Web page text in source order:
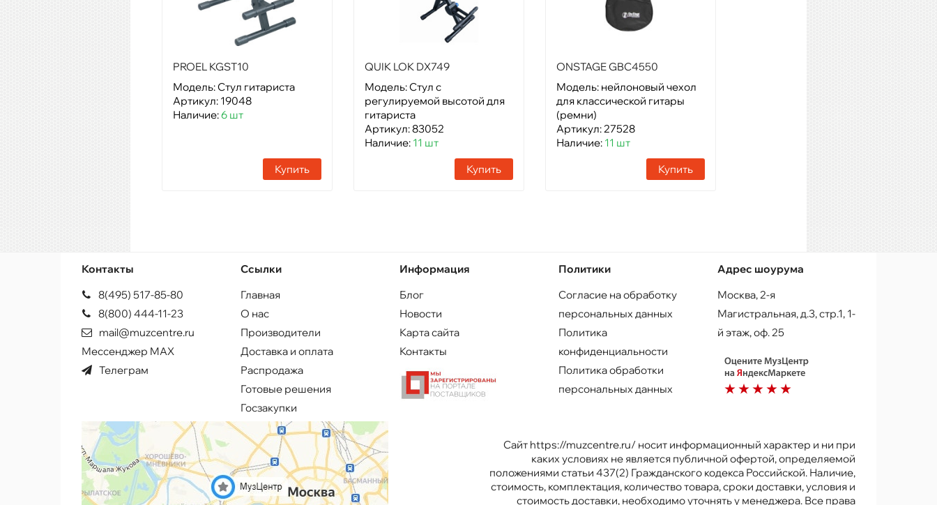
PROEL KGST10
Модель: Стул гитариста
Артикул: 19048
Наличие:6 шт
Купить
QUIK LOK DX749
Модель: Стул с
регулируемой высотой для
гитариста
Артикул: 83052
Наличие: 11 шт
Купить
ONSTAGE GBC4550
Модель: нейлоновый чехол
для классической гитары
(ремни)
Артикул: 27528
Наличие: 11 шт
Купить
Контакты
8(495) 517-85-80
8(800) 444-11-23
mail@muzcentre.ru
Мессенджер MAX
Телеграм
Ссылки
Главная
О нас
Производители
Доставка и оплата
Распродажа
Готовые решения
Госзакупки
Информация
Блог
Новости
Карта сайта
Контакты
Политики
Согласие на обработку
персональных данных
Политика
конфиденциальности
Политика обработки
персональных данных
Адрес шоурума
Москва, 2-я
Магистральная, д.3, стр.1, 1-
й этаж, оф. 25
Сайт https://muzcentre.ru/ носит информационный характер и ни при
каких условиях не является публичной офертой, определяемой
положениями статьи 437(2) Гражданского кодекса Российской. Наличие,
стоимость, комплектация, количество товара, сроки доставки, условия и
стоимость доставки, необходимо уточнять у менеджера. Все права